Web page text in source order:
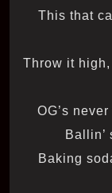
This that
Throw it
OG’s
Ballin’
Baking